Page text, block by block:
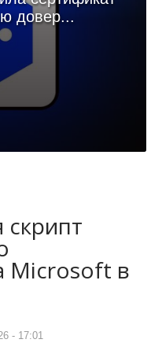
довер...
скрипт
Microsoft в
- 17:01